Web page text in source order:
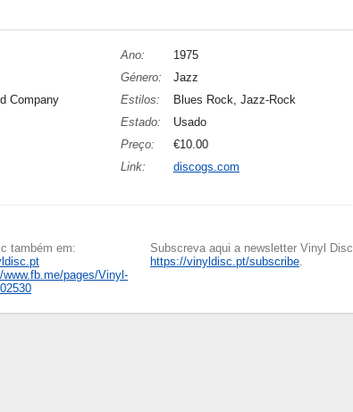
Ano:
1975
Género:
Jazz
Company Estilos:
Blues Rock, Jazz-Rock
Estado:
Usado
Preço:
€10.00
Link:
discogs.com
também em:
www.fb.me/pages/Vinyl-
Subscreva aqui a newsletter Vinyl Disc
https://vinyldisc.pt/subscribe.